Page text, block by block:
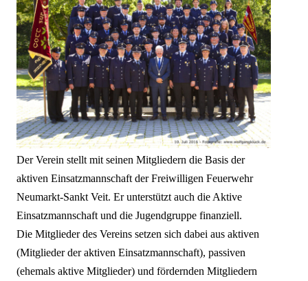
Der Verein stellt mit seinen Mitgliedern die Basis der
aktiven Einsatzmannschaft der Freiwilligen Feuerwehr
Neumarkt-Sankt Veit. Er unterstützt auch die Aktive
Einsatzmannschaft und die Jugendgruppe finanziell.
Die Mitglieder des Vereins setzen sich dabei aus aktiven
(Mitglieder der aktiven Einsatzmannschaft), passiven
(ehemals aktive Mitglieder) und fördernden Mitgliedern